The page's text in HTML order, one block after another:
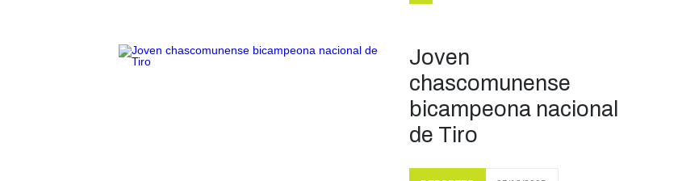
Joven
chascomunense
bicampeona nacional
de Tiro